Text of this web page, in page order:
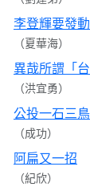
李登輝要發
（夏華海）
異哉所謂「
（洪宜勇）
公投一石三鳥
（成功）
阿扁又一招
（紀欣）